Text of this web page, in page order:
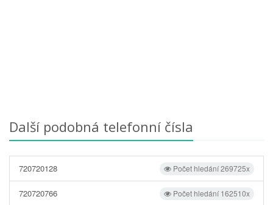
Další podobná telefonní čísla
Počet hledání 269725x
720720128
Počet hledání 162510x
720720766